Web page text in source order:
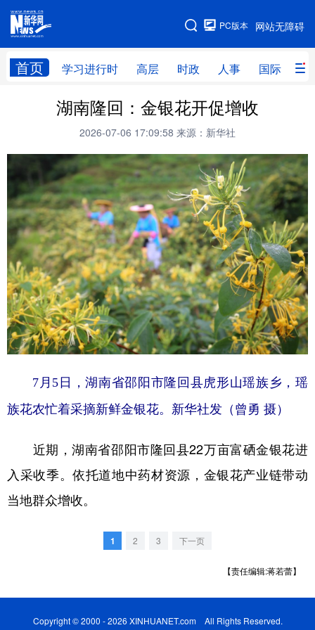
网站无障碍
PC版本
首页 学习进行时 高层 时政 人事 国际 财
网站地图
学习进行时 高层 时政
财经 网评
台湾 思客智库 全球连线 教育
科技 科创 量子 体育
文化 书画 健康 军事
访谈 视频 图片 政务
法律 中央文件 金融 汽车
食品 人居 信息化 数字经济
学术中国 乡村振兴 银龄 溯源中国
彩票 娱乐 时尚 悦读
文化产业
天津 河北
江苏
湖南隆回：金银花开促增收
2026-07-06 17:09:58 来源：新华社
7月5日，湖南省邵阳市隆回县虎形山瑶族乡，瑶
族花农忙着采摘新鲜金银花。新华社发（曾勇 摄）
近期，湖南省邵阳市隆回县22万亩富硒金银花进
入采收季。依托道地中药材资源，金银花产业链带动
当地群众增收。
1 2 3 下一页
【责任编辑:蒋若蕾】
Copyright © 2000 - 2026 XINHUANET.com All Rights Reserved.